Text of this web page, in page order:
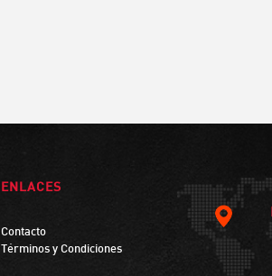
ENLACES
Contacto
Términos y Condiciones